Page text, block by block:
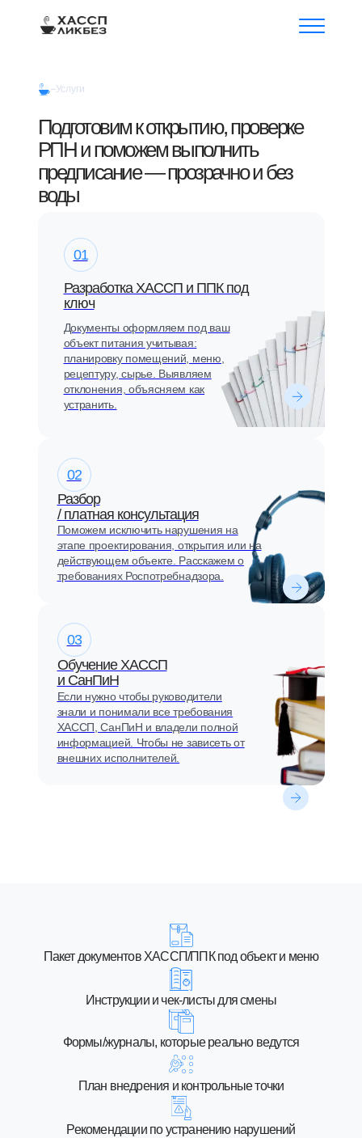
Услуги
Подготовим к открытию, проверке
РПН и поможем выполнить
предписание — прозрачно и без
воды
01
Разработка ХАССП и ППК под
ключ
Документы оформляем под ваш
объект питания учитывая:
планировку помещений, меню,
рецептуру, сырье. Выявляем
отклонения, объясняем как
устранить.
02
Разбор
/ платная консультация
Поможем исключить нарушения на
этапе проектирования, открытия или на
действующем объекте. Расскажем о
требованиях Роспотребнадзора.
03
Обучение ХАССП
и СанПиН
Если нужно чтобы руководители
знали и понимали все требования
ХАССП, СанПиН и владели полной
информацией. Чтобы не зависеть от
внешних исполнителей.
Пакет документов ХАССП/ППК под объект и меню
Инструкции и чек-листы для смены
Формы/журналы, которые реально ведутся
План внедрения и контрольные точки
Рекомендации по устранению нарушений